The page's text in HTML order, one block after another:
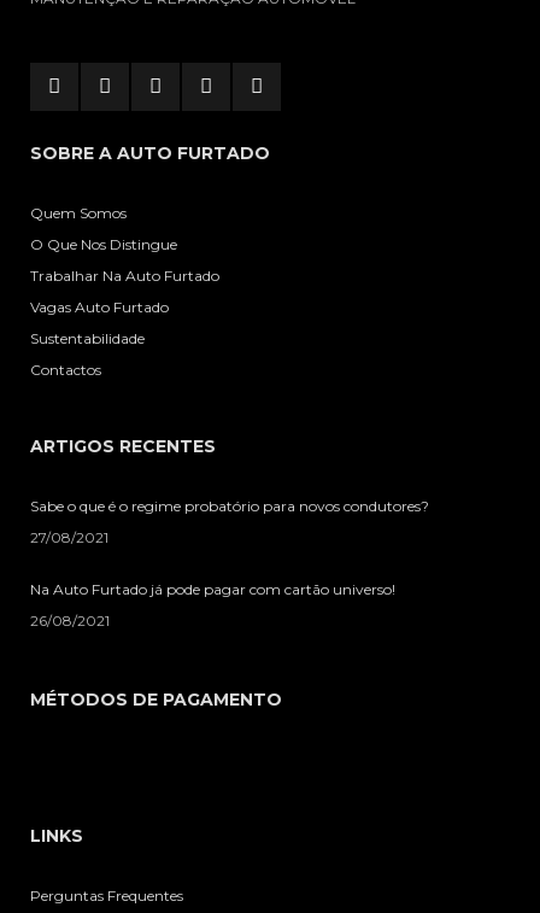
SOBRE A AUTO FURTADO
Quem Somos
O Que Nos Distingue
Trabalhar Na Auto Furtado
Vagas Auto Furtado
Sustentabilidade
Contactos
ARTIGOS RECENTES
Sabe o que é o regime probatório para novos condutores?
27/08/2021
Na Auto Furtado já pode pagar com cartão universo!
26/08/2021
MÉTODOS DE PAGAMENTO
LINKS
Perguntas Frequentes